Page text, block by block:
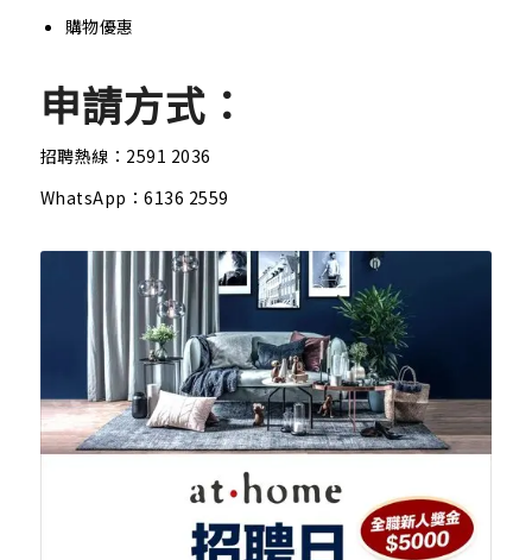
購物優惠
申請方式：
招聘熱線： 2591 2036
WhatsApp：6136 2559